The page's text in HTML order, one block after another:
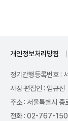
개인정보처리방침
정기간행등록번호 :
사장·편집인 : 임규진
주소 : 서울특별시
전화 : 02-767-